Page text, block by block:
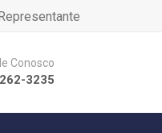
Conosco
3235